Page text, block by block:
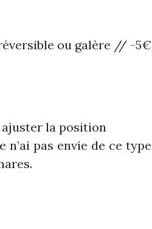
ou galère // -5€
la position
pas envie de ce type